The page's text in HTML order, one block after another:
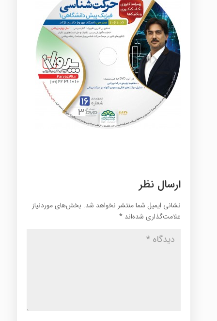
ارسال نظر
نشانی ایمیل شما منتشر نخواهد شد. بخش‌های موردنیاز
علامت‌گذاری شده‌اند *